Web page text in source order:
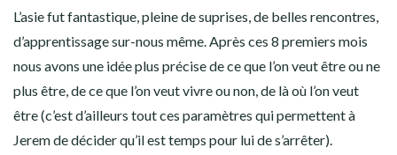
L’asie fut fantastique, pleine de suprises, de belles rencontres,
d’apprentissage sur-nous même. Après ces 8 premiers mois
nous avons une idée plus précise de ce que l’on veut être ou ne
plus être, de ce que l’on veut vivre ou non, de là où l’on veut
être (c’est d’ailleurs tout ces paramètres qui permettent à
Jerem de décider qu’il est temps pour lui de s’arrêter).